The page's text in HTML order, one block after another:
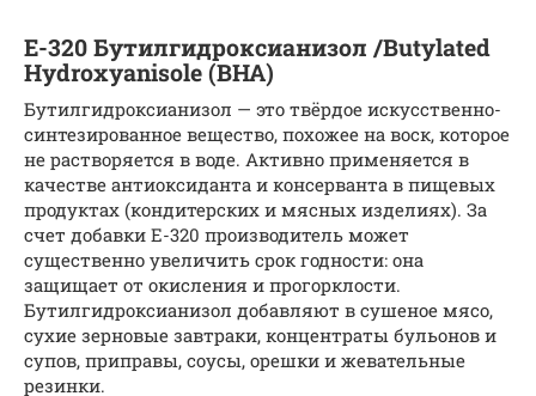
Е-320 Бутилгидроксианизол /Butylated
Hydroxyanisole (BHA)
Бутилгидроксианизол — это твёрдое искусственно-
синтезированное вещество, похожее на воск, которое
не растворяется в воде. Активно применяется в
качестве антиоксиданта и консерванта в пищевых
продуктах (кондитерских и мясных изделиях). За
счет добавки Е-320 производитель может
существенно увеличить срок годности: она
защищает от окисления и прогорклости.
Бутилгидроксианизол добавляют в сушеное мясо,
сухие зерновые завтраки, концентраты бульонов и
супов, приправы, соусы, орешки и жевательные
резинки.